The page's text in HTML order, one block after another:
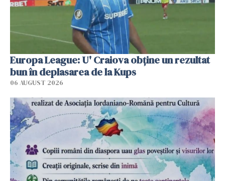
Europa League: U' Craiova obține un rezultat
bun în deplasarea de la Kups
06 AUGUST 2026